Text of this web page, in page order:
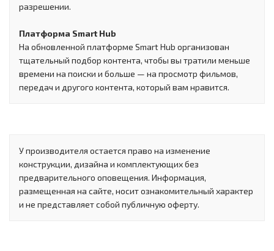
разрешении.
Платформа Smart Hub
На обновленной платформе Smart Hub организован
тщательный подбор контента, чтобы вы тратили меньше
времени на поиски и больше — на просмотр фильмов,
передач и другого контента, который вам нравится.
У производителя остается право на изменение
конструкции, дизайна и комплектующих без
предварительного оповещения. Информация,
размещенная на сайте, носит ознакомительный характер
и не представляет собой публичную оферту.